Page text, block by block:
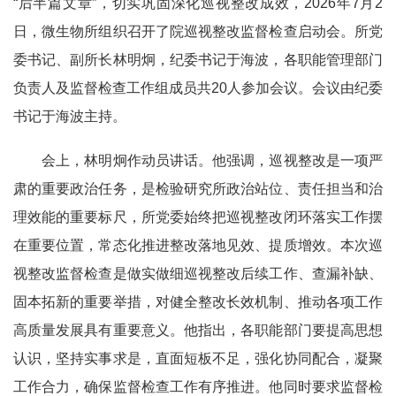
日，微生物所组织召开了院巡视整改监督检查启动会。所党
委书记、副所长林明炯，纪委书记于海波，各职能管理部门
负责人及监督检查工作组成员共20人参加会议。会议由纪委
书记于海波主持。
会上，林明炯作动员讲话。他强调，巡视整改是一项严
肃的重要政治任务，是检验研究所政治站位、责任担当和治
理效能的重要标尺，所党委始终把巡视整改闭环落实工作摆
在重要位置，常态化推进整改落地见效、提质增效。本次巡
视整改监督检查是做实做细巡视整改后续工作、查漏补缺、
固本拓新的重要举措，对健全整改长效机制、推动各项工作
高质量发展具有重要意义。他指出，各职能部门要提高思想
认识，坚持实事求是，直面短板不足，强化协同配合，凝聚
工作合力，确保监督检查工作有序推进。他同时要求监督检